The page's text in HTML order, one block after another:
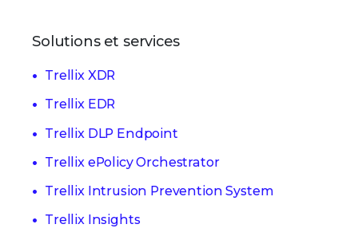
Solutions et services
Trellix XDR
Trellix EDR
Trellix DLP Endpoint
Trellix ePolicy Orchestrator
Trellix Intrusion Prevention System
Trellix Insights